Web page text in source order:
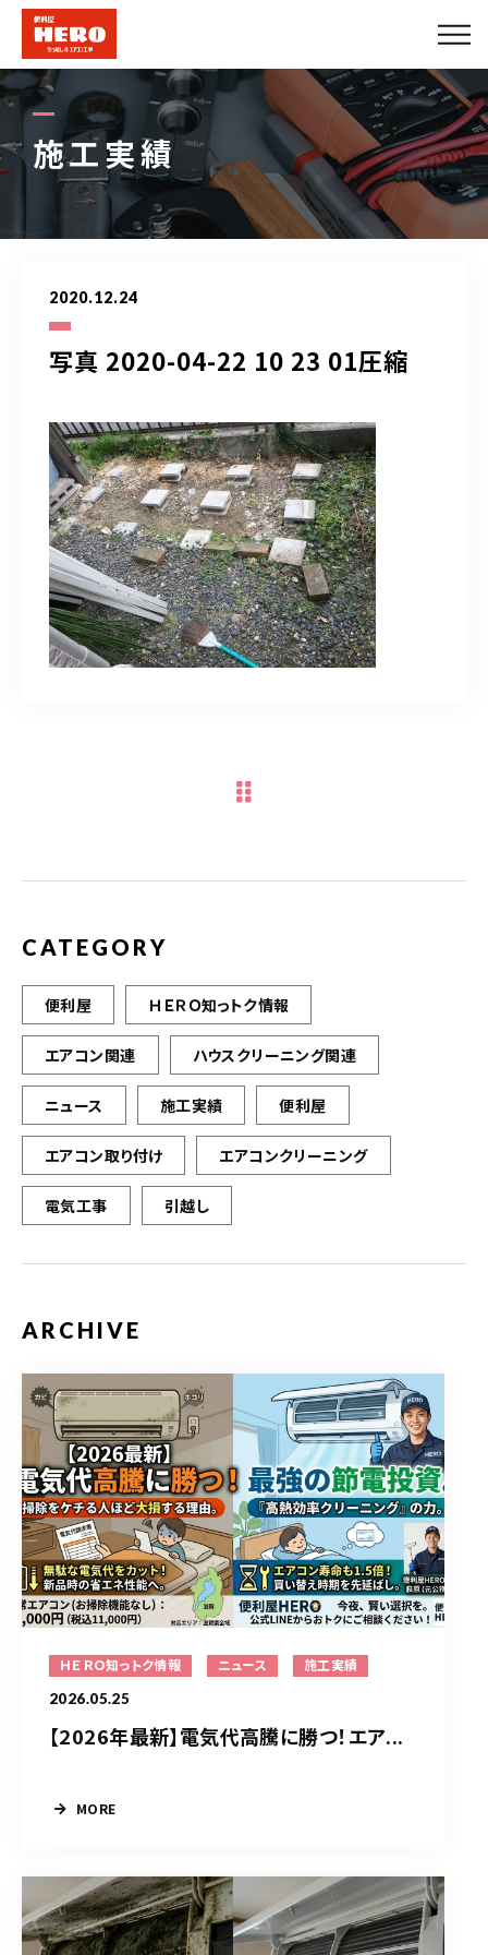
施工実績
2020.12.24
写真 2020-04-22 10 23 01圧縮
CATEGORY
便利屋 ＨＥＲＯ知っトク情報
エアコン関連 ハウスクリーニング関連
ニュース 施工実績 便利屋
エアコン取り付け エアコンクリーニング
電気工事 引越し
ARCHIVE
ＨＥＲＯ知っトク情報 ニュース 施工実績
2026.05.25
【2026年最新】電気代高騰に勝つ！エア...
MORE
会社概要
エアコンメニュー
便利屋メニュー
法人のお客様
プロパートナー募集
スポットスタッフ募集中
080-9122-1616
受付時間 08：00～19：00